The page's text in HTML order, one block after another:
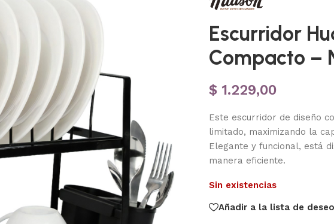
Escurridor
Compacto –
$ 1.229,00
Este escurridor de diseño
limitado, maximizando la
Elegante y funcional, está
manera eficiente.
Sin existencias
Añadir a la lista de